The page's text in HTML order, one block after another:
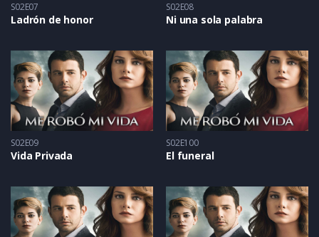
S02E07
Ladrón de honor
S02E08
Ni una sola palabra
S02E09
Vida Privada
S02E100
El funeral